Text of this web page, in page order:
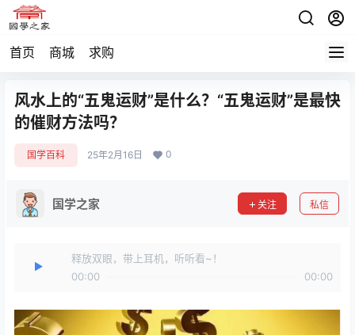
首页 商城 求购
风水上的“五鬼运财”是什么？“五鬼运财”是最快
的催财方法吗？
国学百科 25年2月16日 0
国学之家 关注 私信
释放双眼，带上耳机，听听看~！
00:00
00:00